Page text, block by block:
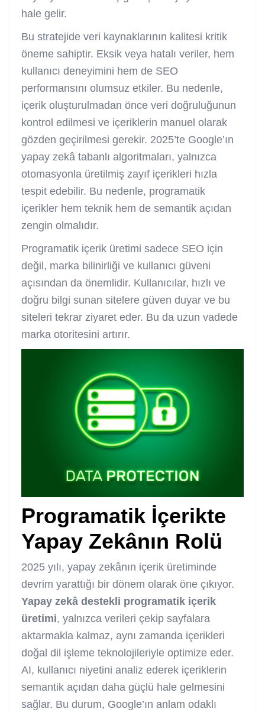
hale gelir.
Bu stratejide veri kaynaklarının kalitesi kritik
öneme sahiptir. Eksik veya hatalı veriler, hem
kullanıcı deneyimini hem de SEO
performansını olumsuz etkiler. Bu nedenle,
içerik oluşturulmadan önce veri doğruluğunun
kontrol edilmesi ve içeriklerin manuel olarak
gözden geçirilmesi gerekir. 2025’te Google’ın
yapay zekâ tabanlı algoritmaları, yalnızca
otomasyonla üretilmiş zayıf içerikleri hızla
tespit edebilir. Bu nedenle, programatik
içerikler hem teknik hem de semantik açıdan
zengin olmalıdır.
Programatik içerik üretimi sadece SEO için
değil, marka bilinirliği ve kullanıcı güveni
açısından da önemlidir. Kullanıcılar, hızlı ve
doğru bilgi sunan sitelere güven duyar ve bu
siteleri tekrar ziyaret eder. Bu da uzun vadede
marka otoritesini artırır.
Programatik İçerikte
Yapay Zekânın Rolü
2025 yılı, yapay zekânın içerik üretiminde
devrim yarattığı bir dönem olarak öne çıkıyor.
Yapay zekâ destekli programatik içerik
üretimi, yalnızca verileri çekip sayfalara
aktarmakla kalmaz, aynı zamanda içerikleri
doğal dil işleme teknolojileriyle optimize eder.
AI, kullanıcı niyetini analiz ederek içeriklerin
semantik açıdan daha güçlü hale gelmesini
sağlar. Bu durum, Google’ın anlam odaklı